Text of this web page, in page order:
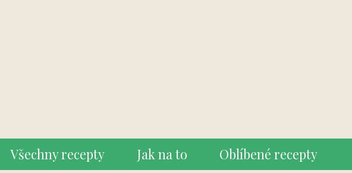
Všechny recepty Jak na to Oblíbené recepty